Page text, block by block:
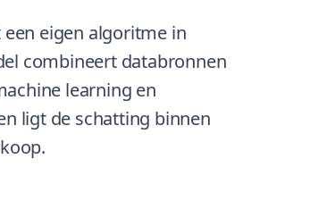
eigen algoritme in
combineert databronnen
learning en
ligt de schatting binnen